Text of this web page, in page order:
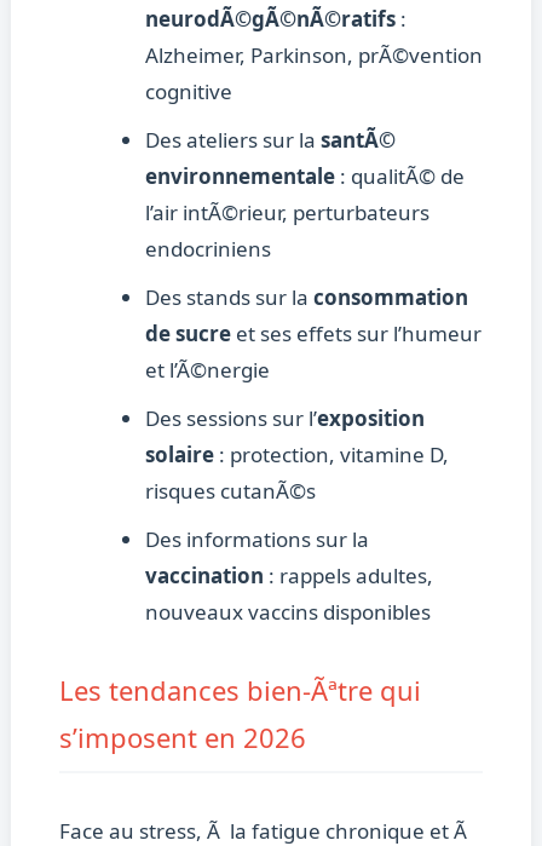
neurodÃ©gÃ©nÃ©ratifs:
Alzheimer, Parkinson, prÃ©vention
cognitive
Des ateliers sur la santÃ©
environnementale: qualitÃ© de
l’air intÃ©rieur, perturbateurs
endocriniens
Des stands sur la consommation
de sucreet ses effets sur l’humeur
et l’Ã©nergie
Des sessions sur l’exposition
solaire: protection, vitamine D,
risques cutanÃ©s
Des informations sur la
vaccination : rappels adultes,
nouveaux vaccins disponibles
Les tendances bien-Ãªtre qui
s’imposent en 2026
Face au stress, Ã la fatigue chronique et Ã